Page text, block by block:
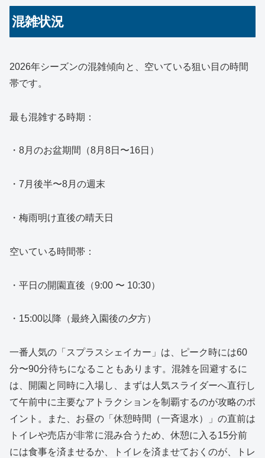
混雑状況
2026年シーズンの混雑傾向と、空いている狙い目の時間
帯です。
最も混雑する時期：
・8月のお盆期間（8月8日〜16日）
・7月後半〜8月の週末
・梅雨明け直後の晴天日
空いている時間帯：
・平日の開園直後（9:00 〜 10:30）
・15:00以降（最終入園後の夕方）
一番人気の「スプラスシェイカー」は、ピーク時には60
分〜90分待ちになることもあります。混雑を回避するに
は、開園と同時に入場し、まずは人気スライダーへ直行し
て午前中に主要なアトラクションを制覇するのが攻略のポ
イント。また、お昼の「休憩時間（一斉退水）」の直前は
トイレや売店が非常に混み合うため、休憩に入る15分前
には食事を済ませるか、トイレを済ませておくのが、トレ